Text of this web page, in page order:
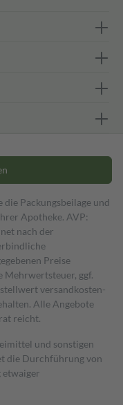
die Packungsbeilage und
Apotheke. AVP:
nach der
Preise
Mehrwertsteuer, ggf.
versand­kosten­
Alle Angebote
reicht.
und sonstigen
die Durchführung von
etwaiger